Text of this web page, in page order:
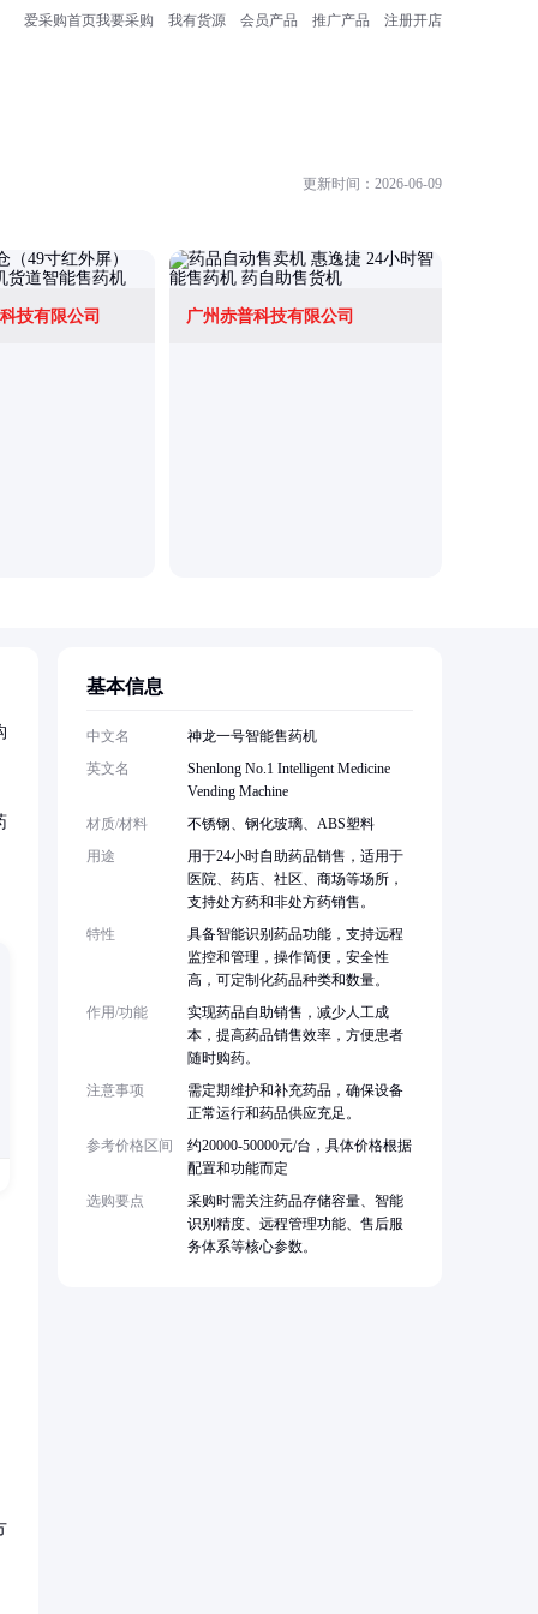
爱采购首页我要采购 我有货源 会员产品 推广产品 注册开店
更新时间：2026-06-09
技有限公司 广州赤普科技有限公司
基本信息
中文名
神龙一号智能售药机
英文名
Shenlong No.1 Intelligent Medicine
Vending Machine
材质/材料
不锈钢、钢化玻璃、ABS塑料
用途
用于24小时自助药品销售，适用于
医院、药店、社区、商场等场所，
支持处方药和非处方药销售。
特性
具备智能识别药品功能，支持远程
监控和管理，操作简便，安全性
高，可定制化药品种类和数量。
作用/功能
实现药品自助销售，减少人工成
本，提高药品销售效率，方便患者
随时购药。
注意事项
需定期维护和补充药品，确保设备
正常运行和药品供应充足。
参考价格区间
约20000-50000元/台，具体价格根据
配置和功能而定
选购要点
采购时需关注药品存储容量、智能
识别精度、远程管理功能、售后服
务体系等核心参数。